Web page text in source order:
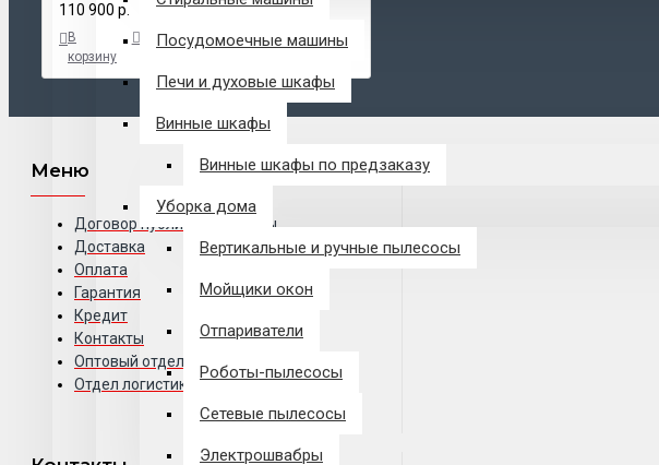
Посудомоечные машины
Печи и духовые шкафы
Винные шкафы
Винные шкафы по предзаказу
Уборка дома
Вертикальные и ручные пылесосы
Мойщики окон
Отпариватели
Роботы-пылесосы
Сетевые пылесосы
Электрошвабры
110 900 р.
В
корзину
В
Меню
Договор публичной оферты
Доставка
Оплата
Гарантия
Кредит
Контакты
Оптовый отдел
Отдел логистики